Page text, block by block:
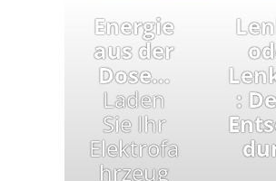
Energie
aus der
Dose…
Laden
Sie Ihr
Elektrofa
hrzeug
: